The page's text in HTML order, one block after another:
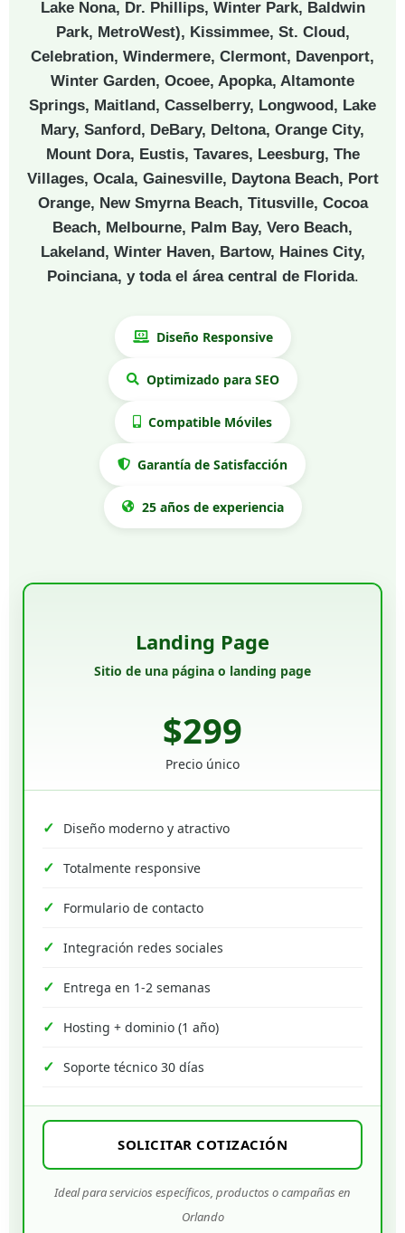
Lake Nona, Dr. Phillips, Winter Park, Baldwin
Park, MetroWest), Kissimmee, St. Cloud,
Celebration, Windermere, Clermont, Davenport,
Winter Garden, Ocoee, Apopka, Altamonte
Springs, Maitland, Casselberry, Longwood, Lake
Mary, Sanford, DeBary, Deltona, Orange City,
Mount Dora, Eustis, Tavares, Leesburg, The
Villages, Ocala, Gainesville, Daytona Beach, Port
Orange, New Smyrna Beach, Titusville, Cocoa
Beach, Melbourne, Palm Bay, Vero Beach,
Lakeland, Winter Haven, Bartow, Haines City,
Poinciana, y toda el área central de Florida.
Diseño Responsive
Optimizado para SEO
Compatible Móviles
Garantía de Satisfacción
25 años de experiencia
Landing Page
Sitio de una página o landing page
$299
Precio único
Diseño moderno y atractivo
Totalmente responsive
Formulario de contacto
Integración redes sociales
Entrega en 1-2 semanas
Hosting + dominio (1 año)
Soporte técnico 30 días
SOLICITAR COTIZACIÓN
Ideal para servicios específicos, productos o campañas en
Orlando